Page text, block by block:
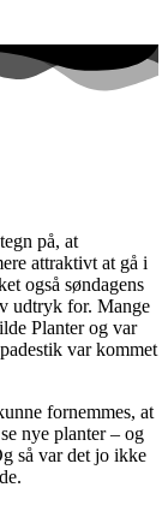
på, at
attraktivt at gå i
også søndagens
udtryk for. Mange
Planter og var
var kommet
fornemmes, at
nye planter – og
så var det jo ikke